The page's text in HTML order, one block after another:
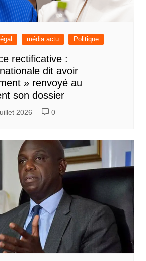
média actu Politique
rectificative :
dit avoir
» renvoyé au
son dossier
2026 0